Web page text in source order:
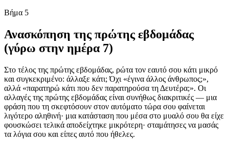
Βήμα 5
Ανασκόπηση της πρώτης εβδομάδας
(γύρω στην ημέρα 7)
Στο τέλος της πρώτης εβδομάδας, ρώτα τον εαυτό σου κάτι μικρό
και συγκεκριμένο: άλλαξε κάτι; Όχι «έγινα άλλος άνθρωπος;»,
αλλά «παρατηρώ κάτι που δεν παρατηρούσα τη Δευτέρα;». Οι
αλλαγές της πρώτης εβδομάδας είναι συνήθως διακριτικές — μια
φράση που τη σκεφτόσουν στον αυτόματο τώρα σου φαίνεται
λιγότερο αληθινή· μια κατάσταση που μέσα στο μυαλό σου θα είχε
φουσκώσει τελικά αποδείχτηκε μικρότερη· σταμάτησες να μασάς
τα λόγια σου και είπες αυτό που ήθελες.